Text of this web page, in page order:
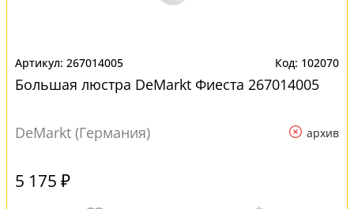
267014005 102070
Большая люстра DeMarkt Фиеста 267014005
DeMarkt (Германия) архив
5 175 ₽